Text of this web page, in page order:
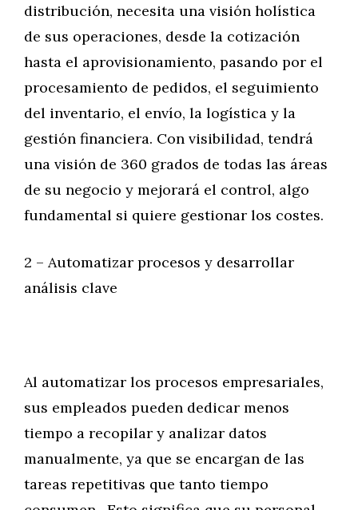
distribución, necesita una visión holística
de sus operaciones, desde la cotización
hasta el aprovisionamiento, pasando por el
procesamiento de pedidos, el seguimiento
del inventario, el envío, la logística y la
gestión financiera. Con visibilidad, tendrá
una visión de 360 grados de todas las áreas
de su negocio y mejorará el control, algo
fundamental si quiere gestionar los costes.
2 – Automatizar procesos y desarrollar
análisis clave
Al automatizar los procesos empresariales,
sus empleados pueden dedicar menos
tiempo a recopilar y analizar datos
manualmente, ya que se encargan de las
tareas repetitivas que tanto tiempo